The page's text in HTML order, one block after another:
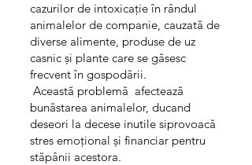
cazurilor de intoxicație în rândul
animalelor de companie, cauzată de
diverse alimente, produse de uz
casnic și plante care se găsesc
frecvent în gospodării.
Această problemă afectează
bunăstarea animalelor, ducand
deseori la decese inutile siprovoacă
stres emoțional și financiar pentru
stăpânii acestora.